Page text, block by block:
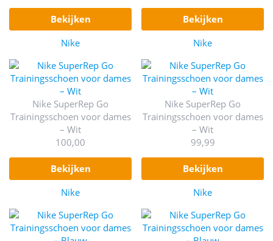
bekijken
Nike
bekijken
Nike
Nike SuperRep Go
Trainingsschoen voor dames
– Wit
100,00
bekijken
Nike
Nike SuperRep Go
Trainingsschoen voor dames
– Wit
99,99
bekijken
Nike